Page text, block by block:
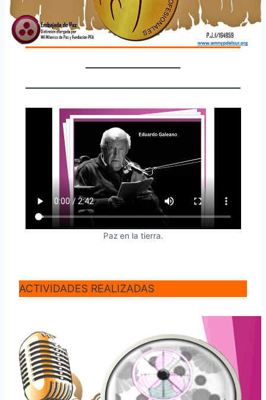
Paz en la tierra.
ACTIVIDADES REALIZADAS